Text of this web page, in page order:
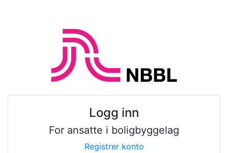
Logg inn
For ansatte i boligbyggelag
Registrer konto